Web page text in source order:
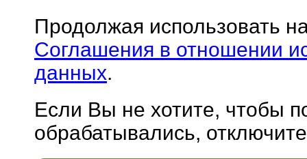
Продолжая использовать
Соглашения в отношении
данных.
Если Вы не хотите, чтобы
обрабатывались,